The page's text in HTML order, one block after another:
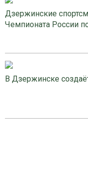
Дзержинские
Чемпионата России
В Дзержинске